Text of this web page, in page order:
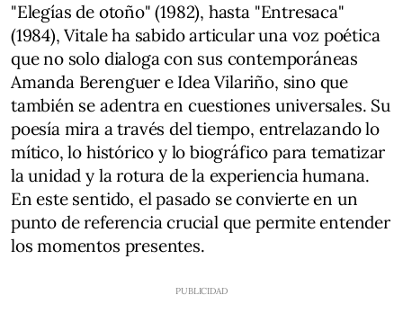
"Elegías de otoño" (1982), hasta "Entresaca"
(1984), Vitale ha sabido articular una voz poética
que no solo dialoga con sus contemporáneas
Amanda Berenguer e Idea Vilariño, sino que
también se adentra en cuestiones universales. Su
poesía mira a través del tiempo, entrelazando lo
mítico, lo histórico y lo biográfico para tematizar
la unidad y la rotura de la experiencia humana.
En este sentido, el pasado se convierte en un
punto de referencia crucial que permite entender
los momentos presentes.